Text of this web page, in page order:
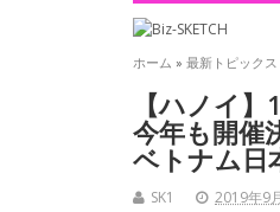
ホーム » 最新トピックス
【ハノイ
今年も開催
ベトナム日
SK1 2019年9